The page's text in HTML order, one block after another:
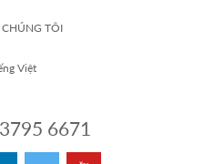
CHÚNG TÔI
Việt
6671